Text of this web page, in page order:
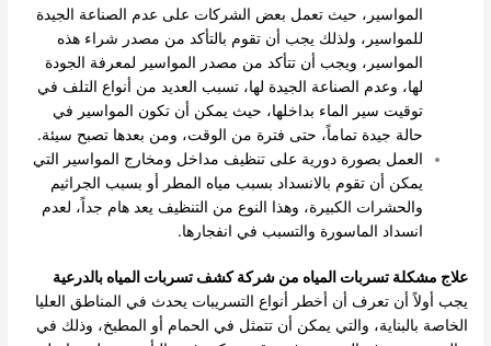
المواسير، حيث تعمل بعض الشركات على عدم الصناعة الجيدة
للمواسير، ولذلك يجب أن تقوم بالتأكد من مصدر شراء هذه
المواسير، ويجب أن تتأكد من مصدر المواسير لمعرفة الجودة
لها، وعدم الصناعة الجيدة لها، تسبب العديد من أنواع التلف في
توقيت سير الماء بداخلها، حيث يمكن أن تكون المواسير في
حالة جيدة تماماً، حتى فترة من الوقت، ومن بعدها تصبح سيئة.
العمل بصورة دورية على تنظيف مداخل ومخارج المواسير التي
يمكن أن تقوم بالانسداد بسبب مياه المطر أو بسبب الجراثيم
والحشرات الكبيرة، وهذا النوع من التنظيف يعد هام جداً، لعدم
انسداد الماسورة والتسبب في انفجارها.
علاج مشكلة تسربات المياه من شركة كشف تسربات المياه بالدرعية
يجب أولاً أن تعرف أن أخطر أنواع التسريبات يحدث في المناطق العليا
الخاصة بالبناية، والتي يمكن أن تتمثل في الحمام أو المطبخ، وذلك في